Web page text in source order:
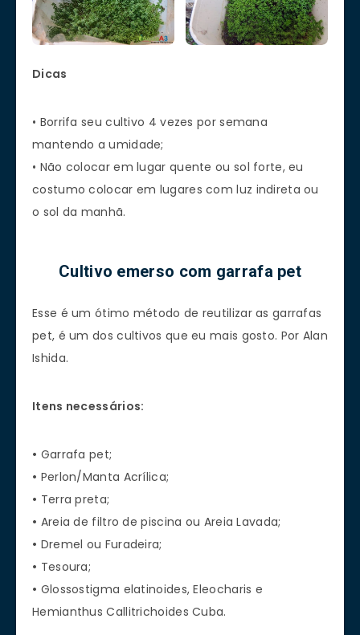
Dicas
• Borrifa seu cultivo 4 vezes por semana
mantendo a umidade;
• Não colocar em lugar quente ou sol forte, eu
costumo colocar em lugares com luz indireta ou
o sol da manhã.
Cultivo emerso com garrafa pet
Esse é um ótimo método de reutilizar as garrafas
pet, é um dos cultivos que eu mais gosto. Por Alan
Ishida.
Itens necessários:
• Garrafa pet;
• Perlon/Manta Acrílica;
• Terra preta;
• Areia de filtro de piscina ou Areia Lavada;
• Dremel ou Furadeira;
• Tesoura;
• Glossostigma elatinoides, Eleocharis e
Hemianthus Callitrichoides Cuba.